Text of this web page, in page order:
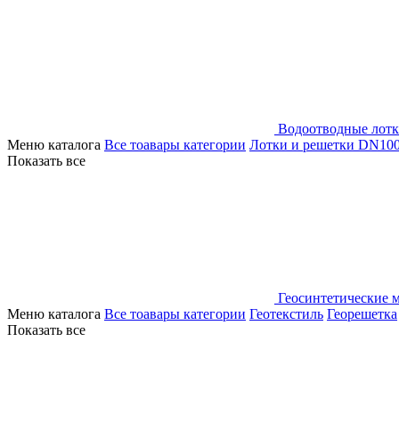
Водоотводные
Меню каталога Все тоавары категории Лотки и решетки
Показать все
Геосинтетические
Меню каталога Все тоавары категории Геотекстиль Георешетка
Показать все